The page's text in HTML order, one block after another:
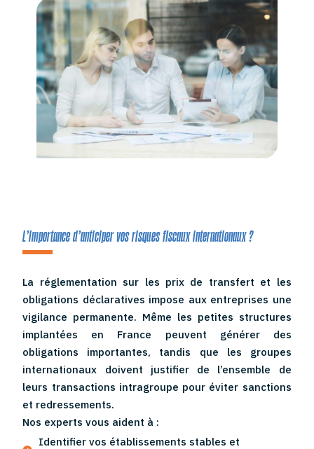
L’importance d’anticiper vos risques fiscaux internationaux ?
La réglementation sur les prix de transfert et les
obligations déclaratives impose aux entreprises une
vigilance permanente. Même les petites structures
implantées en France peuvent générer des
obligations importantes, tandis que les groupes
internationaux doivent justifier de l’ensemble de
leurs transactions intragroupe pour éviter sanctions
et redressements.
Nos experts vous aident à :
Identifier vos établissements stables et